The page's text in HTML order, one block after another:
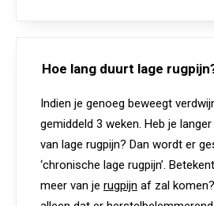
Hoe lang duurt lage
Indien je genoeg beweegt
gemiddeld 3 weken. Heb je
van lage rugpijn? Dan wordt er
‘chronische lage rugpijn’.
meer van je rugpijn af zal